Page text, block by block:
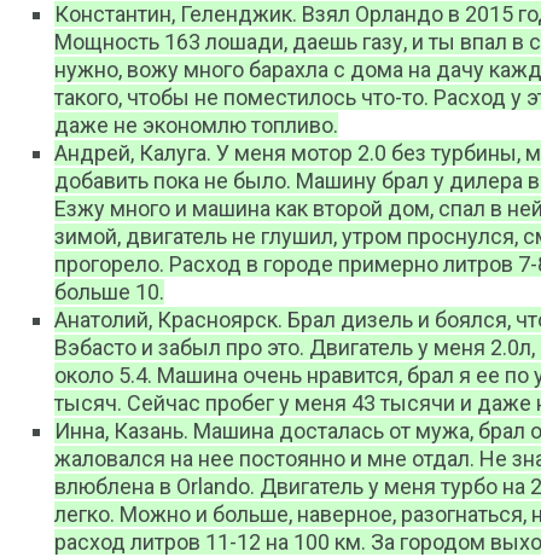
Константин, Геленджик. Взял Орландо в 2015
Мощность 163 лошади, даешь газу, и ты впал в
нужно, вожу много барахла с дома на дачу
такого, чтобы не поместилось что-то. Расход у
даже не экономлю топливо.
Андрей, Калуга. У меня мотор 2.0 без турбины,
добавить пока не было. Машину брал у дилера
Езжу много и машина как второй дом, спал в
зимой, двигатель не глушил, утром проснулся,
прогорело. Расход в городе примерно литров
больше 10.
Анатолий, Красноярск. Брал дизель и боялся,
Вэбасто и забыл про это. Двигатель у меня
около 5.4. Машина очень нравится, брал я ее по
тысяч. Сейчас пробег у меня 43 тысячи и даже
Инна, Казань. Машина досталась от мужа, брал
жаловался на нее постоянно и мне отдал. Не
влюблена в Orlando. Двигатель у меня турбо на
легко. Можно и больше, наверное,
расход литров 11-12 на 100 км. За городом